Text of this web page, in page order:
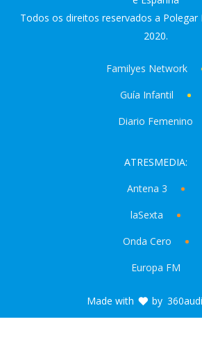
Todos os direitos reservados a Polegar
2020.
Familyes Network
Guía Infantil
Diario Femenino
ATRESMEDIA:
Antena 3
laSexta
Onda Cero
Europa FM
Made with by